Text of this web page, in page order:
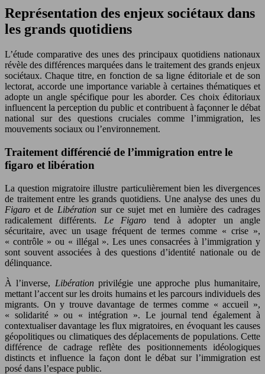
Représentation des enjeux sociétaux dans
les grands quotidiens
L’étude comparative des unes des principaux quotidiens nationaux
révèle des différences marquées dans le traitement des grands enjeux
sociétaux. Chaque titre, en fonction de sa ligne éditoriale et de son
lectorat, accorde une importance variable à certaines thématiques et
adopte un angle spécifique pour les aborder. Ces choix éditoriaux
influencent la perception du public et contribuent à façonner le débat
national sur des questions cruciales comme l’immigration, les
mouvements sociaux ou l’environnement.
Traitement différencié de l’immigration entre le
figaro et libération
La question migratoire illustre particulièrement bien les divergences
de traitement entre les grands quotidiens. Une analyse des unes du
Figaro et de Libération sur ce sujet met en lumière des cadrages
radicalement différents. Le Figaro tend à adopter un angle
sécuritaire, avec un usage fréquent de termes comme « crise »,
« contrôle » ou « illégal ». Les unes consacrées à l’immigration y
sont souvent associées à des questions d’identité nationale ou de
délinquance.
À l’inverse, Libérationprivilégie une approche plus humanitaire,
mettant l’accent sur les droits humains et les parcours individuels des
migrants. On y trouve davantage de termes comme « accueil »,
« solidarité » ou « intégration ». Le journal tend également à
contextualiser davantage les flux migratoires, en évoquant les causes
géopolitiques ou climatiques des déplacements de populations. Cette
différence de cadrage reflète des positionnements idéologiques
distincts et influence la façon dont le débat sur l’immigration est
posé dans l’espace public.